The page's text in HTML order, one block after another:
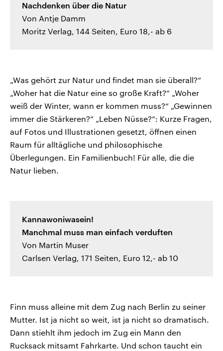
Nachdenken über die Natur
Von Antje Damm
Moritz Verlag, 144 Seiten, Euro 18,- ab 6
„Was gehört zur Natur und findet man sie überall?“
„Woher hat die Natur eine so große Kraft?“ „Woher
weiß der Winter, wann er kommen muss?“ „Gewinnen
immer die Stärkeren?“ „Leben Nüsse?“: Kurze Fragen,
auf Fotos und Illustrationen gesetzt, öffnen einen
Raum für alltägliche und philosophische
Überlegungen. Ein Familienbuch! Für alle, die die
Natur lieben.
Kannawoniwasein!
Manchmal muss man einfach verduften
Von Martin Muser
Carlsen Verlag, 171 Seiten, Euro 12,- ab 10
Finn muss alleine mit dem Zug nach Berlin zu seiner
Mutter. Ist ja nicht so weit, ist ja nicht so dramatisch.
Dann stiehlt ihm jedoch im Zug ein Mann den
Rucksack mitsamt Fahrkarte. Und schon taucht ein